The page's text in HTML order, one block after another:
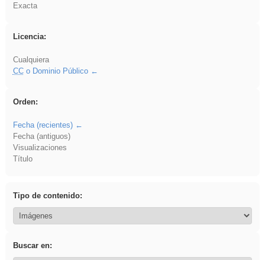
Exacta
Licencia:
Cualquiera
CCo Dominio Público
Orden:
Fecha (recientes)
Fecha (antiguos)
Visualizaciones
Título
Tipo de contenido:
Buscar en: